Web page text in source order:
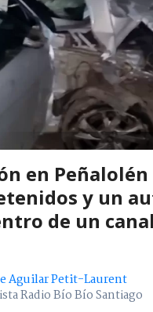
en
y un
de un
Aguilar Petit-Laurent
Radio Bío Bío Santiago